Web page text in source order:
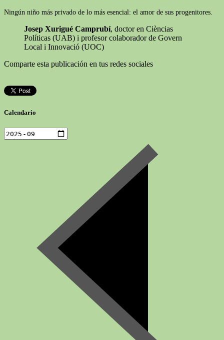
Ningún niño más privado de lo más esencial: el amor de sus progenitores.
Josep Xurigué Camprubí, doctor en Cièncias
Políticas (UAB) i profesor colaborador de Govern
Local i Innovació (UOC)
Comparte esta publicación en tus redes sociales
Calendario